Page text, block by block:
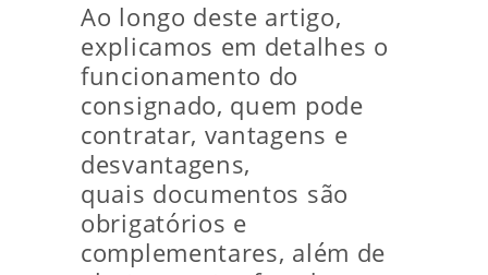
Ao longo deste artigo,
explicamos em detalhes o
funcionamento do
consignado, quem pode
contratar, vantagens e
desvantagens,
quais documentos são
obrigatórios e
complementares, além de